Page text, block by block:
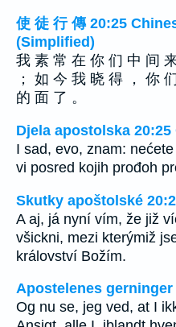
使 徒 行 傳 20:25
(Simplified)
我 素 常 在 你 们 中 间
； 如 今 我 晓 得 ， 你
的 面 了 。
Djela apostolska
I sad, evo, znam:
vi posred kojih prođoh
Skutky apoštolské
A aj, já nyní vím, že již
všickni, mezi kterýmiž
království Božím.
Apostelenes gerninger
Og nu se, jeg ved, at I